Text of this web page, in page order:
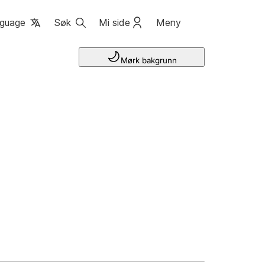
Søk Mi side Meny
Mørk bakgrunn